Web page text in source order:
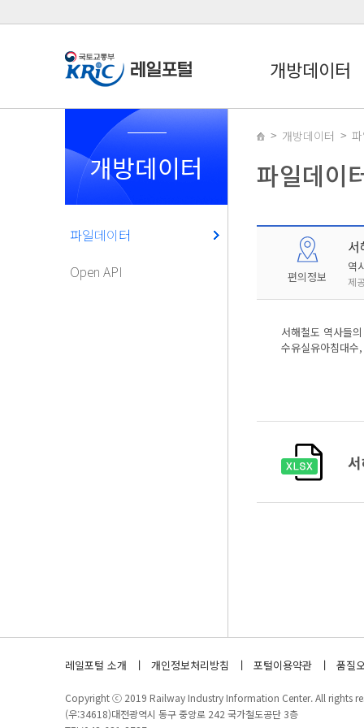
개방데이터
개방데이터
파일데이터
Open API
개방데이터
파일데이
편의정보
역
제
서해철도 역사들
수유실유아침대
레일포털 소개 개인정보처리방침 포털이용약관 품질
Copyright ⓒ 2019 Railway Industry Information Center. All rights
(우:34618)대전광역시 동구 중앙로 242 국가철도공단 3층